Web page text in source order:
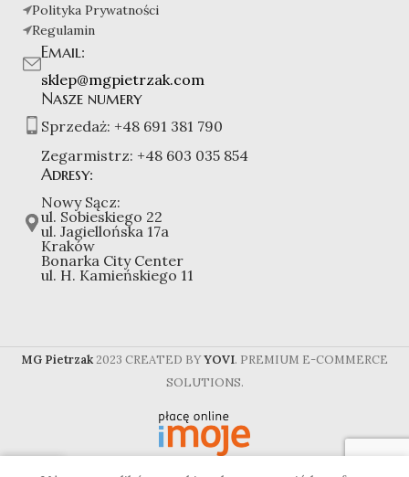
Polityka Prywatności
Regulamin
Email:
sklep@mgpietrzak.com
Nasze numery
Sprzedaż: +48 691 381 790
Zegarmistrz: +48 603 035 854
Adresy:
Nowy Sącz:
ul. Sobieskiego 22
ul. Jagiellońska 17a
Kraków
Bonarka City Center
ul. H. Kamieńskiego 11
MG Pietrzak2023 CREATED BYYOVI. PREMIUM E-COMMERCE
SOLUTIONS.